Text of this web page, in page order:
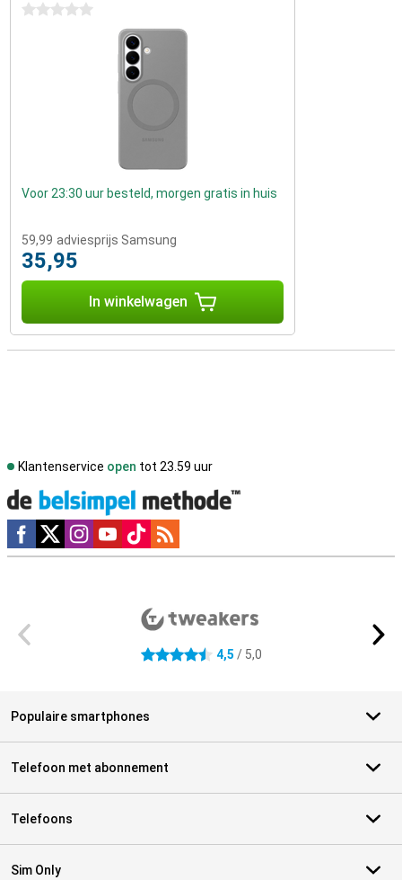
0 sterren
Voor 23:30 uur besteld, morgen gratis in huis
59,99 adviesprijs Samsung
35,95
In winkelwagen
Klantenservice open tot 23.59 uur
Social media
4.5 sterren 4,5 / 5,0
Populaire smartphones
Telefoon met abonnement
Telefoons
Sim Only